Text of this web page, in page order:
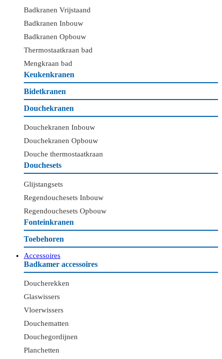
Badkranen Vrijstaand
Badkranen Inbouw
Badkranen Opbouw
Thermostaatkraan bad
Mengkraan bad
Keukenkranen
Bidetkranen
Douchekranen
Douchekranen Inbouw
Douchekranen Opbouw
Douche thermostaatkraan
Douchesets
Glijstangsets
Regendouchesets Inbouw
Regendouchesets Opbouw
Fonteinkranen
Toebehoren
Accessoires
Badkamer accessoires
Doucherekken
Glaswissers
Vloerwissers
Douchematten
Douchegordijnen
Planchetten